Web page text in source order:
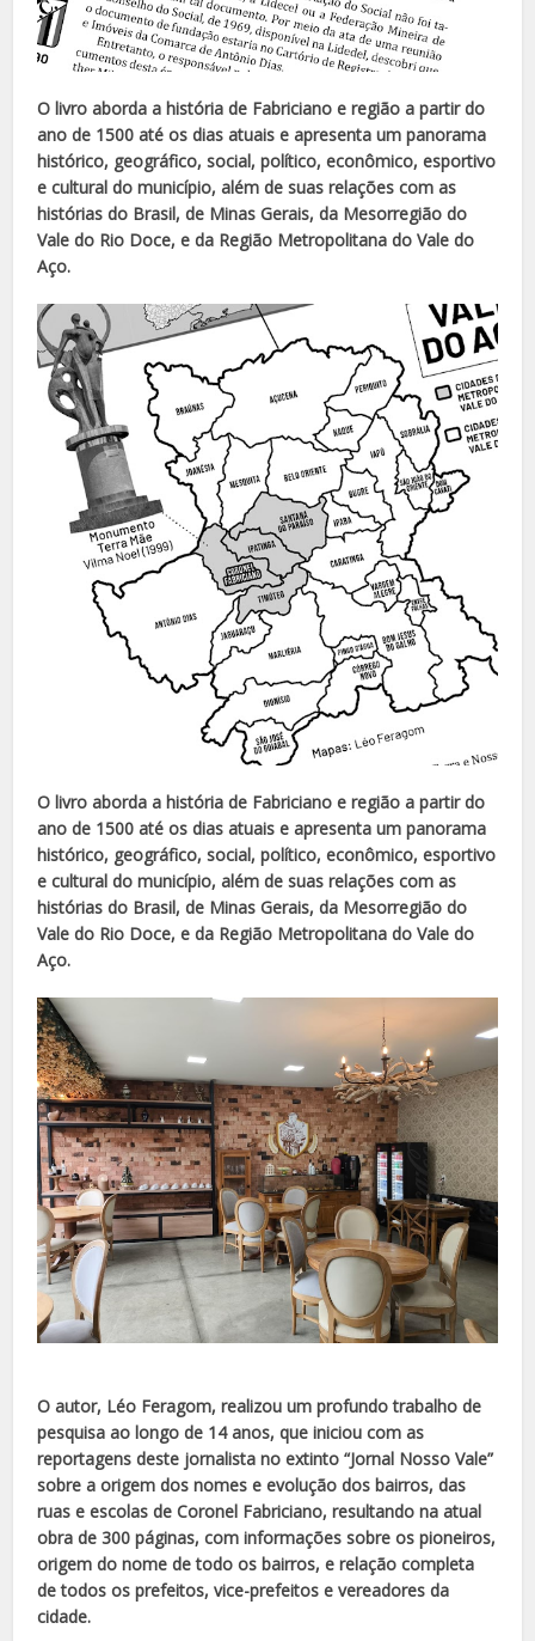
O livro aborda a história de Fabriciano e região a partir do
ano de 1500 até os dias atuais e apresenta um panorama
histórico, geográfico, social, político, econômico, esportivo
e cultural do município, além de suas relações com as
histórias do Brasil, de Minas Gerais, da Mesorregião do
Vale do Rio Doce, e da Região Metropolitana do Vale do
Aço.
O livro aborda a história de Fabriciano e região a partir do
ano de 1500 até os dias atuais e apresenta um panorama
histórico, geográfico, social, político, econômico, esportivo
e cultural do município, além de suas relações com as
histórias do Brasil, de Minas Gerais, da Mesorregião do
Vale do Rio Doce, e da Região Metropolitana do Vale do
Aço.
O autor, Léo Feragom, realizou um profundo trabalho de
pesquisa ao longo de 14 anos, que iniciou com as
reportagens deste jornalista no extinto “Jornal Nosso Vale”
sobre a origem dos nomes e evolução dos bairros, das
ruas e escolas de Coronel Fabriciano, resultando na atual
obra de 300 páginas, com informações sobre os pioneiros,
origem do nome de todo os bairros, e relação completa
de todos os prefeitos, vice-prefeitos e vereadores da
cidade.